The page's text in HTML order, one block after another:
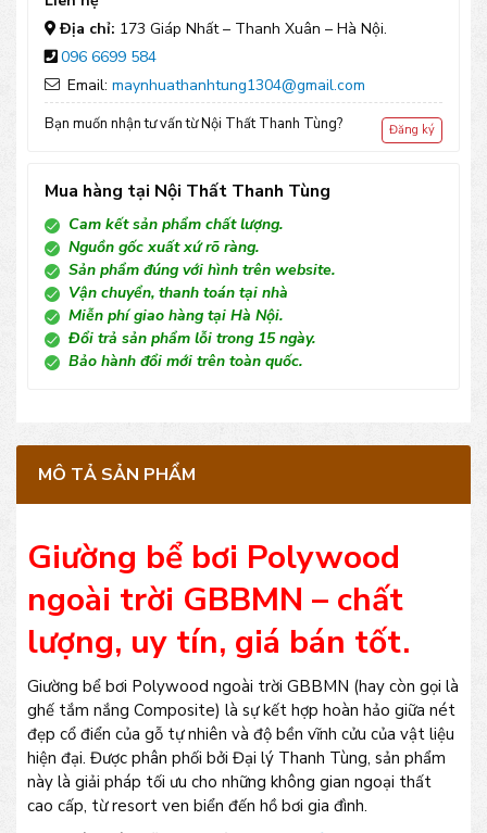
GBBMN
số
lượng
Địa chỉ: 173 Giáp Nhất – Thanh Xuân – Hà Nội.
096 6699 584
Email: maynhuathanhtung1304@gmail.com
Bạn muốn nhận tư vấn từ Nội Thất Thanh Tùng? Đăng ký
Mua hàng tại Nội Thất Thanh Tùng
Cam kết sản phẩm chất lượng.
Nguồn gốc xuất xứ rõ ràng.
Sản phẩm đúng với hình trên website.
Vận chuyển, thanh toán tại nhà
Miễn phí giao hàng tại Hà Nội.
Đổi trả sản phẩm lỗi trong 15 ngày.
Bảo hành đổi mới trên toàn quốc.
MÔ TẢ SẢN PHẨM
Giường bể bơi Polywood
ngoài trời GBBMN – chất
lượng, uy tín, giá bán tốt.
Giường bể bơi Polywood ngoài trời GBBMN (hay còn gọi là
ghế tắm nắng Composite) là sự kết hợp hoàn hảo giữa nét
đẹp cổ điển của gỗ tự nhiên và độ bền vĩnh cửu của vật liệu
hiện đại. Được phân phối bởi Đại lý Thanh Tùng, sản phẩm
này là giải pháp tối ưu cho những không gian ngoại thất
cao cấp, từ resort ven biển đến hồ bơi gia đình.